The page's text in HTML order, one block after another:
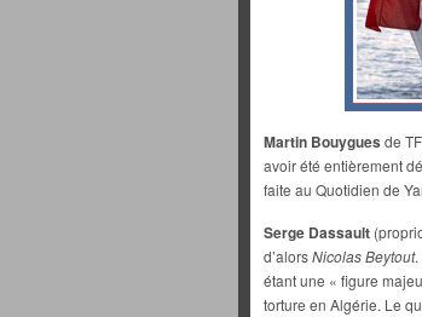
Martin Bouygues de
avoir été entièrement
faite au Quotidien de
Serge Dassault
d’alorsNicolas Beytout.
étant une « figure
torture en Algérie. Le